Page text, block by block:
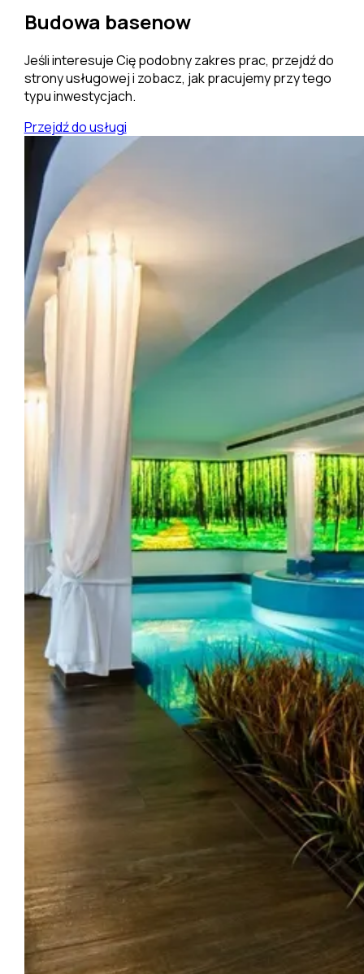
Budowa basenow
Jeśli interesuje Cię podobny zakres prac, przejdź do
strony usługowej i zobacz, jak pracujemy przy tego
typu inwestycjach.
Przejdź do usługi